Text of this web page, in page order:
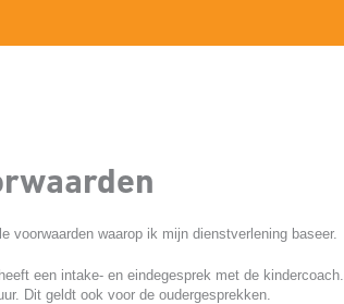
voorwaarden waarop ik mijn dienstverlening baseer.
een intake- en eindegesprek met de kindercoach.
Dit geldt ook voor de oudergesprekken.